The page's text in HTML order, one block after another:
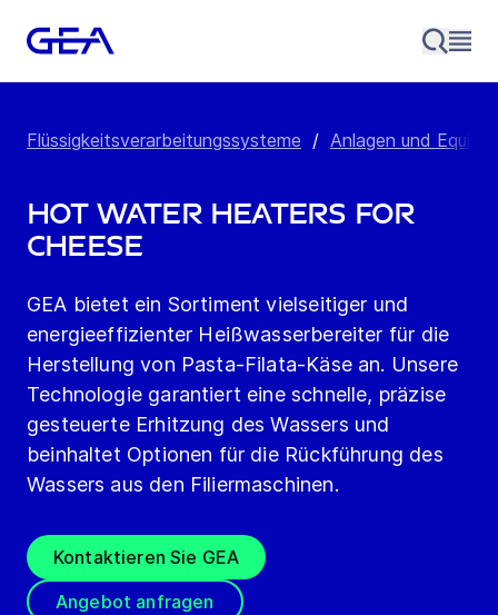
Flüssigkeitsverarbeitungssysteme / Anlagen und
Hot water heaters for
cheese
GEA bietet ein Sortiment vielseitiger und
energieeffizienter Heißwasserbereiter für die
Herstellung von Pasta-Filata-Käse an. Unsere
Technologie garantiert eine schnelle, präzise
gesteuerte Erhitzung des Wassers und
beinhaltet Optionen für die Rückführung des
Wassers aus den Filiermaschinen.
Kontaktieren Sie GEA
Angebot anfragen